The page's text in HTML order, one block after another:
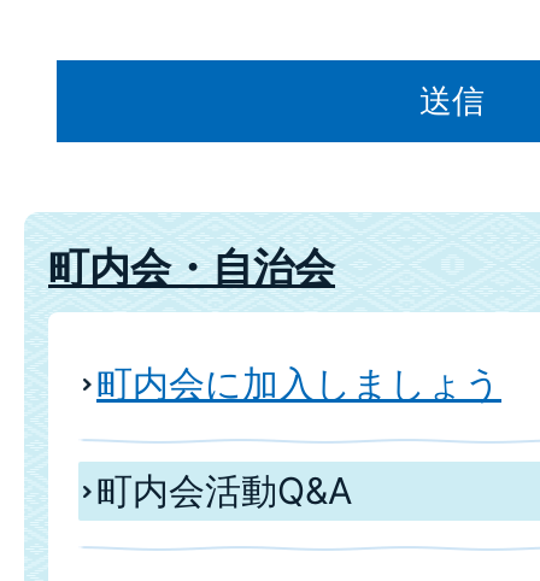
町内会・自治会
町内会に加入しましょう
町内会活動Q&A